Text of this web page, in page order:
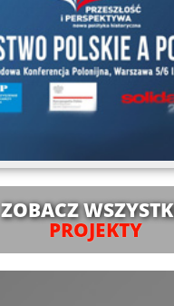
ZOBACZ
PROJEKTY